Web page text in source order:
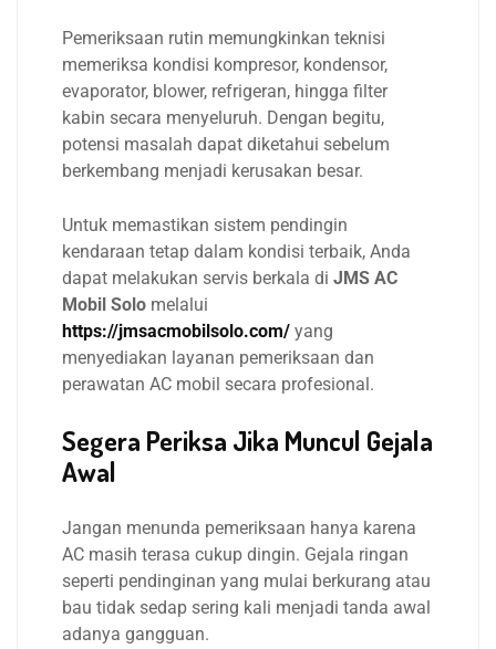
Pemeriksaan rutin memungkinkan teknisi
memeriksa kondisi kompresor, kondensor,
evaporator, blower, refrigeran, hingga filter
kabin secara menyeluruh. Dengan begitu,
potensi masalah dapat diketahui sebelum
berkembang menjadi kerusakan besar.
Untuk memastikan sistem pendingin
kendaraan tetap dalam kondisi terbaik, Anda
dapat melakukan servis berkala di JMS AC
Mobil Solo melalui
https://jmsacmobilsolo.com/ yang
menyediakan layanan pemeriksaan dan
perawatan AC mobil secara profesional.
Segera Periksa Jika Muncul Gejala
Awal
Jangan menunda pemeriksaan hanya karena
AC masih terasa cukup dingin. Gejala ringan
seperti pendinginan yang mulai berkurang atau
bau tidak sedap sering kali menjadi tanda awal
adanya gangguan.